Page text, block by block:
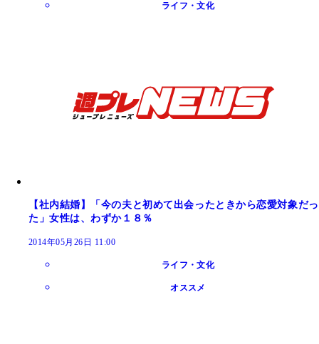
ライフ・文化
【社内結婚】「今の夫と初めて出会ったときから恋愛対象だっ
た」女性は、わずか１８％
2014年05月26日 11:00
ライフ・文化
オススメ